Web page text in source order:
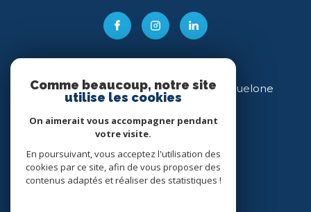
Direct Immobilier Villeneuve-lès-Maguelone
04 99 54 11 43
34 place des Héros
34750
villeneuve-lès-maguelone
Comme beaucoup, notre site
utilise les cookies
On aimerait vous accompagner pendant
votre visite.
En poursuivant, vous acceptez l'utilisation des
cookies par ce site, afin de vous proposer des
contenus adaptés et réaliser des statistiques !